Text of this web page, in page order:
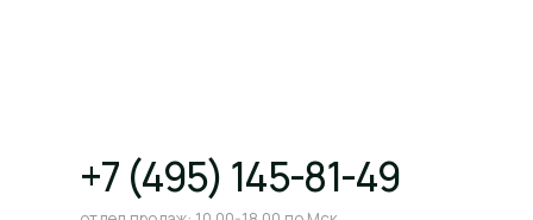
г. Москва, ул. Щипок 18, с1
метро Павелецкая/Серпуховская